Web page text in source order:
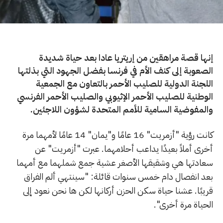
إنها قصة مراهقين من إريتريا عادا بعد حياة شديدة
الصعوبة إلى كنف الأم في فرنسا بفضل الجهود التي بذلتها
اللجنة الدولية للصليب الأحمر بالتعاون مع الجمعية
الوطنية للصليب الأحمر الإثيوبي والصليب الأحمر الفرنسي
والمفوضية السامية للأمم المتحدة لشؤون اللاجئين.
كانت رؤية "أزمريت" 16 عامًا و"يمان" 14 عامًا لأمهما مرة
أخرى أملاً بعيدًا يداعب أحلامهما. عبرت "أزمريت" عن
سعادتها هي وشقيقها الأصغر عشية جمع شملهما مع أمهما
بعد انفصال دام خمس سنوات قائلة: "سينتهي ألم الفراق
قريبًا. عشنا حياة سكن الحزن أركانها لكن ها نحن نعود إلى
الحياة مرة أخرى".